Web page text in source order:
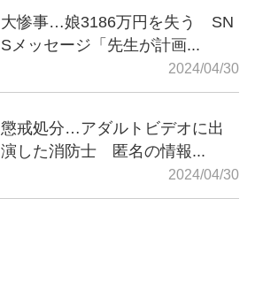
大惨事…娘3186万円を失う SN
Sメッセージ「先生が計画...
2024/04/30
懲戒処分…アダルトビデオに出
演した消防士 匿名の情報...
2024/04/30